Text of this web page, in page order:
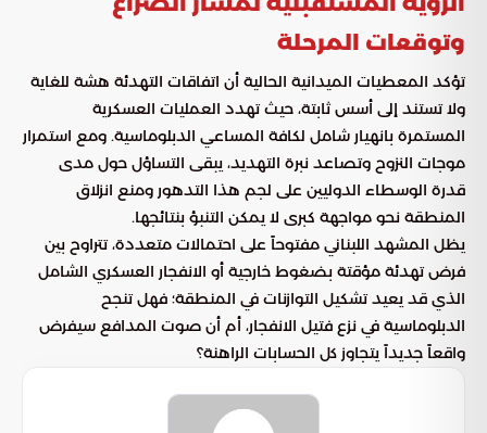
وتوقعات المرحلة
تؤكد المعطيات الميدانية الحالية أن اتفاقات التهدئة هشة للغاية
ولا تستند إلى أسس ثابتة، حيث تهدد العمليات العسكرية
المستمرة بانهيار شامل لكافة المساعي الدبلوماسية. ومع استمرار
موجات النزوح وتصاعد نبرة التهديد، يبقى التساؤل حول مدى
قدرة الوسطاء الدوليين على لجم هذا التدهور ومنع انزلاق
المنطقة نحو مواجهة كبرى لا يمكن التنبؤ بنتائجها.
يظل المشهد اللبناني مفتوحاً على احتمالات متعددة، تتراوح بين
فرض تهدئة مؤقتة بضغوط خارجية أو الانفجار العسكري الشامل
الذي قد يعيد تشكيل التوازنات في المنطقة؛ فهل تنجح
الدبلوماسية في نزع فتيل الانفجار، أم أن صوت المدافع سيفرض
واقعاً جديداً يتجاوز كل الحسابات الراهنة؟